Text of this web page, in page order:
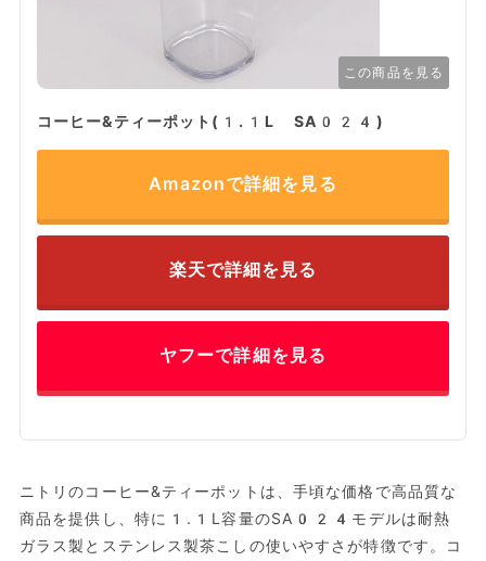
この商品を見る
コーヒー&ティーポット(1.1L SA024)
Amazonで詳細を見る
楽天で詳細を見る
ヤフーで詳細を見る
ニトリのコーヒー&ティーポットは、手頃な価格で高品質な
商品を提供し、特に1.1L容量のSA024モデルは耐熱
ガラス製とステンレス製茶こしの使いやすさが特徴です。コ